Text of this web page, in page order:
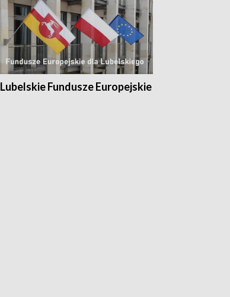
Lubelskie Fundusze Europejskie